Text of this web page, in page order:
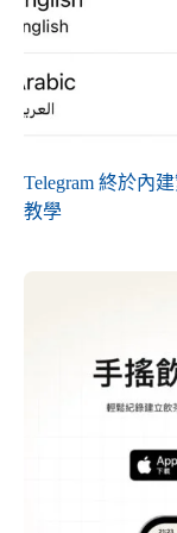
Telegram 終於內
教學